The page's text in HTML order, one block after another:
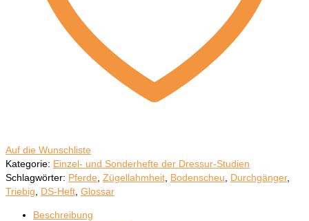
Auf die Wunschliste
Kategorie: Einzel- und Sonderhefte der Dressur-Studien
Schlagwörter: Pferde Zügellahmheit Bodenscheu Durchgänger,
Triebig
DS-Heft Glossar
Beschreibung